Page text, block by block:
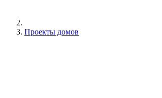
Проекты домов